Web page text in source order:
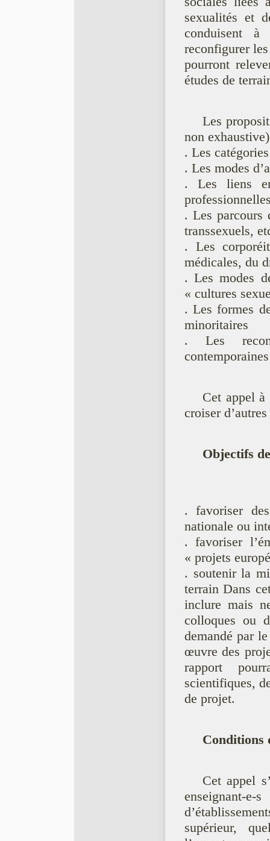
sexualités et
conduisent
reconfigurer
pourront
études de
Les
non
. Les
. Les modes
. Les liens
. Les parcours
transsexuels,
. Les
médicales, du
. Les modes
« cultures
. Les formes
minoritaires
. Les
contemporaines
Cet appel
croiser
Objectifs
. favoriser
nationale ou
. favoriser
« projets
. soutenir la
terrain Dans
inclure mais
colloques ou
demandé par
œuvre des
rapport
scientifiques,
de projet.
Conditions
Cet appel
enseignant-e-
supérieur,